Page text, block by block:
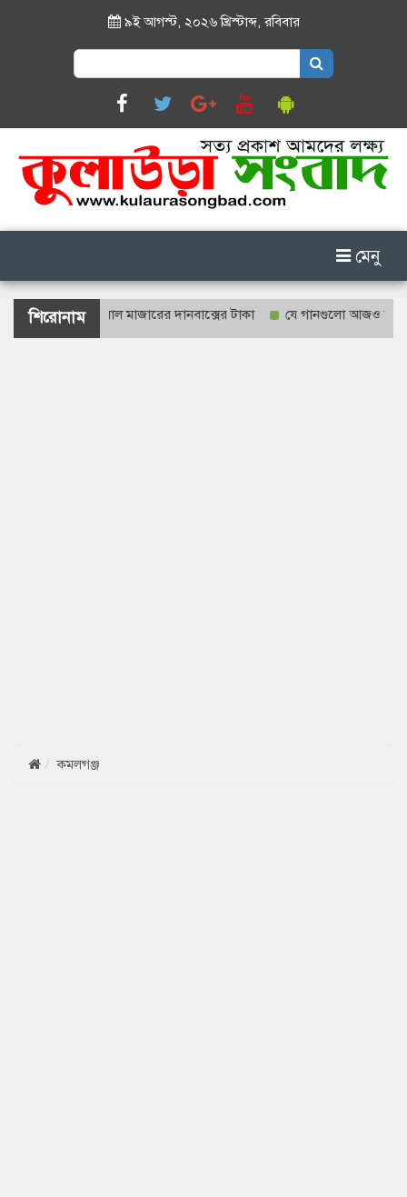
৯ই আগস্ট, ২০২৬ খ্রিস্টাব্দ,রবিবার
Search
for:
মেনু
শিরোনাম
হবে শাহজালাল মাজারের দানবাক্সের টাকা যে গানগুলো আজও ফিরিয়ে নেয়
কমলগঞ্জ